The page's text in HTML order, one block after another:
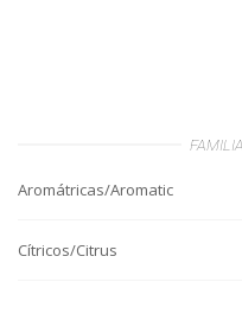
Aromátricas/Aromatic
Cítricos/Citrus